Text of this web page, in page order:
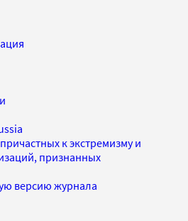
к экстремизму и
признанных
версию журнала